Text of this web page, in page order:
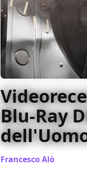
Blu-Ray
Francesco Alò